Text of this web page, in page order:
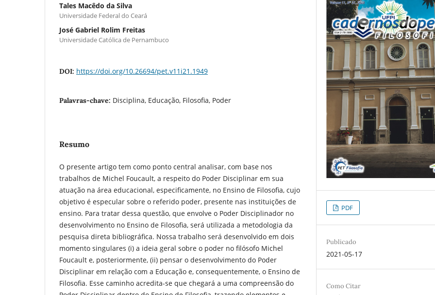
Tales Macêdo da Silva
Universidade Federal do Ceará
José Gabriel Rolim Freitas
Universidade Católica de Pernambuco
DOI: https://doi.org/10.26694/pet.v11i21.1949
Palavras-chave: Disciplina, Educação, Filosofia, Poder
Resumo
O presente artigo tem como ponto central analisar, com base nos
trabalhos de Michel Foucault, a respeito do Poder Disciplinar em sua
atuação na área educacional, especificamente, no Ensino de Filosofia, cujo
objetivo é especular sobre o referido poder, presente nas instituições de
ensino. Para tratar dessa questão, que envolve o Poder Disciplinador no
desenvolvimento no Ensino de Filosofia, será utilizada a metodologia da
pesquisa direta bibliográfica. Nossa trabalho será desenvolvido em dois
momento singulares (i) a ideia geral sobre o poder no filósofo Michel
Foucault e, posteriormente, (ii) pensar o desenvolvimento do Poder
Disciplinar em relação com a Educação e, consequentemente, o Ensino de
Filosofia. Esse caminho acredita-se que chegará a uma compreensão do
PDF
Publicado
2021-05-17
Como Citar